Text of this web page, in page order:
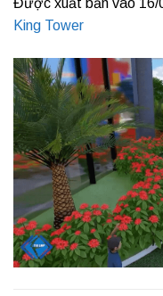
Được xuất bản vào 16/
King Tower